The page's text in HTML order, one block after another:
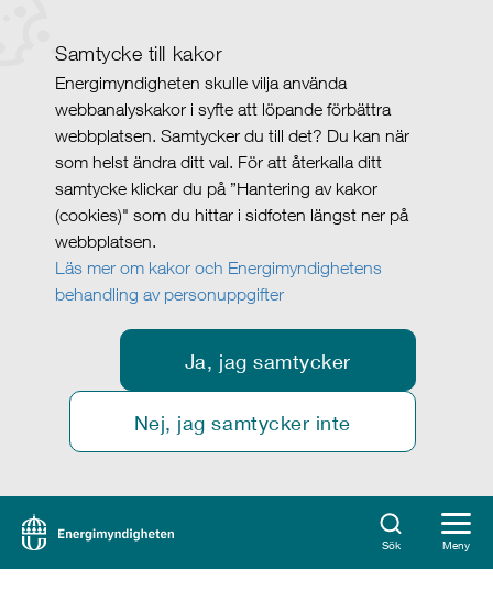
Samtycke till kakor
Energimyndigheten skulle vilja använda
webbanalyskakor i syfte att löpande förbättra
webbplatsen. Samtycker du till det? Du kan när
som helst ändra ditt val. För att återkalla ditt
samtycke klickar du på ”Hantering av kakor
(cookies)" som du hittar i sidfoten längst ner på
webbplatsen.
Läs mer om kakor och Energimyndighetens
behandling av personuppgifter
Ja, jag samtycker
Nej, jag samtycker inte
Sök Meny